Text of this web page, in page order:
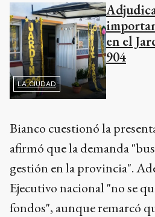
LA CIUDAD
en el
904
Bianco cuestionó la
afirmó que la demanda
gestión en la provincia".
Ejecutivo nacional "no se
fondos", aunque remarcó